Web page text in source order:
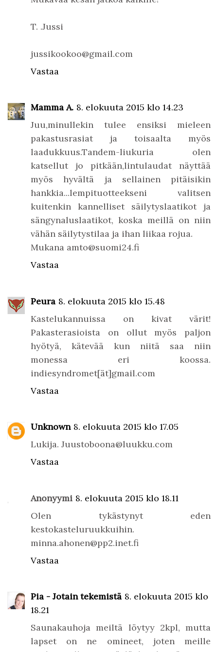
T. .Jussi
jussikookoo@gmail.com
Vastaa
Mamma A. 8. elokuuta 2015 klo 14.23
Juu,minullekin tulee ensiksi mieleen
pakastusrasiat ja toisaalta myös
laadukkuus.Tandem-liukuria olen
katsellut jo pitkään,lintulaudat näyttää
myös hyvältä ja sellainen pitäisikin
hankkia...lempituotteekseni valitsen
kuitenkin kannelliset säilytyslaatikot ja
sängynaluslaatikot, koska meillä on niin
vähän säilytystilaa ja ihan liikaa rojua.
Mukana amto@suomi24.fi
Vastaa
Peura 8. elokuuta 2015 klo 15.48
Kastelukannuissa on kivat värit!
Pakasterasioista on ollut myös paljon
hyötyä, kätevää kun niitä saa niin
monessa eri koossa.
indiesyndromet[ät]gmail.com
Vastaa
Unknown 8. elokuuta 2015 klo 17.05
Lukija. Juustoboona@luukku.com
Vastaa
Anonyymi 8. elokuuta 2015 klo 18.11
Olen tykästynyt eden
kestokasteluruukkuihin.
minna.ahonen@pp2.inet.fi
Vastaa
Pia - Jotain tekemistä 8. elokuuta 2015 klo
18.21
Saunakauhoja meiltä löytyy 2kpl, mutta
lapset on ne omineet, joten meille